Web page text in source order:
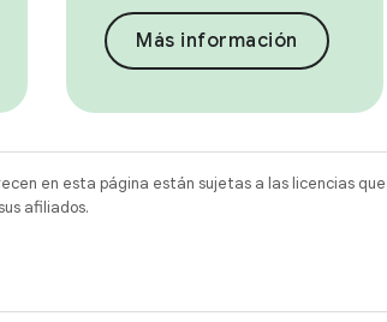
Más información
en esta página están sujetas a las licencias
afiliados.